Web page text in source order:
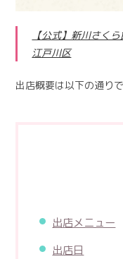
【公式】新川さく
江戸川区
出店概要は以下の通りで
出店メニュー
出店日